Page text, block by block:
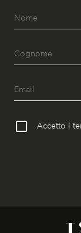
Accetto i